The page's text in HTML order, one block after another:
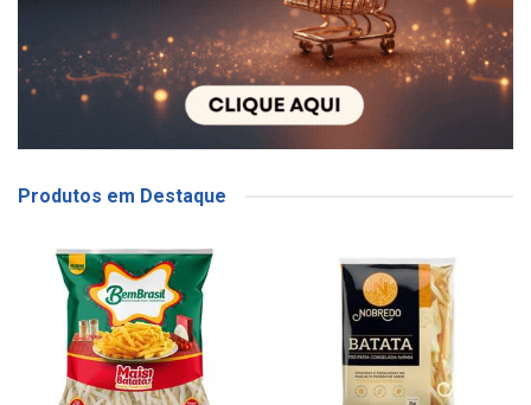
Produtos em Destaque